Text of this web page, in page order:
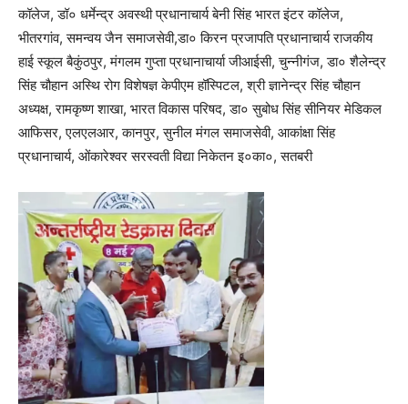
कॉलेज, डॉ० धर्मेन्द्र अवस्थी प्रधानाचार्य बेनी सिंह भारत इंटर कॉलेज,
भीतरगांव, समन्वय जैन समाजसेवी,डा० किरन प्रजापति प्रधानाचार्य राजकीय
हाई स्कूल बैकुंठपुर, मंगलम गुप्ता प्रधानाचार्या जीआईसी, चुन्नीगंज, डा० शैलेन्द्र
सिंह चौहान अस्थि रोग विशेषज्ञ केपीएम हॉस्पिटल, श्री ज्ञानेन्द्र सिंह चौहान
अध्यक्ष, रामकृष्ण शाखा, भारत विकास परिषद, डा० सुबोध सिंह सीनियर मेडिकल
आफिसर, एलएलआर, कानपुर, सुनील मंगल समाजसेवी, आकांक्षा सिंह
प्रधानाचार्य, ओंकारेश्वर सरस्वती विद्या निकेतन इ०का०, सतबरी